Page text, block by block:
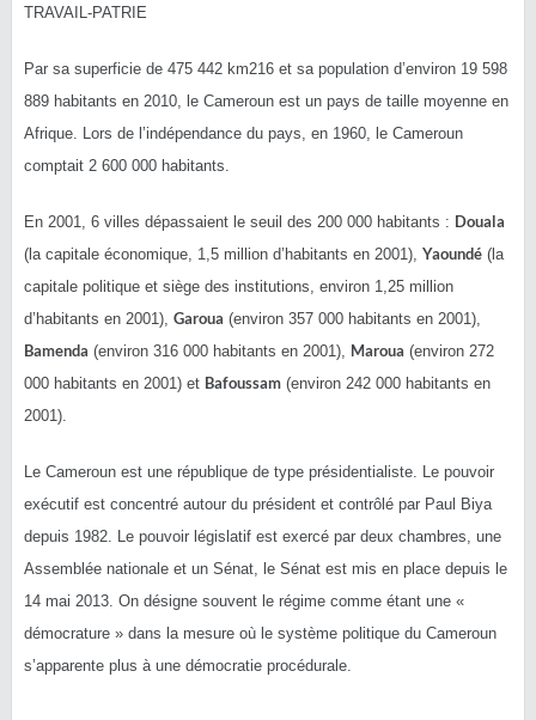
TRAVAIL-PATRIE
Par sa superficie de 475 442 km216 et sa population d’environ 19 598
889 habitants en 2010, le Cameroun est un pays de taille moyenne en
Afrique. Lors de l’indépendance du pays, en 1960, le Cameroun
comptait 2 600 000 habitants.
En 2001, 6 villes dépassaient le seuil des 200 000 habitants : Douala
(la capitale économique, 1,5 million d’habitants en 2001), Yaoundé (la
capitale politique et siège des institutions, environ 1,25 million
d’habitants en 2001), Garoua (environ 357 000 habitants en 2001),
Bamenda (environ 316 000 habitants en 2001), Maroua (environ 272
000 habitants en 2001) et Bafoussam (environ 242 000 habitants en
2001).
Le Cameroun est une république de type présidentialiste. Le pouvoir
exécutif est concentré autour du président et contrôlé par Paul Biya
depuis 1982. Le pouvoir législatif est exercé par deux chambres, une
Assemblée nationale et un Sénat, le Sénat est mis en place depuis le
14 mai 2013. On désigne souvent le régime comme étant une «
démocrature » dans la mesure où le système politique du Cameroun
s’apparente plus à une démocratie procédurale.